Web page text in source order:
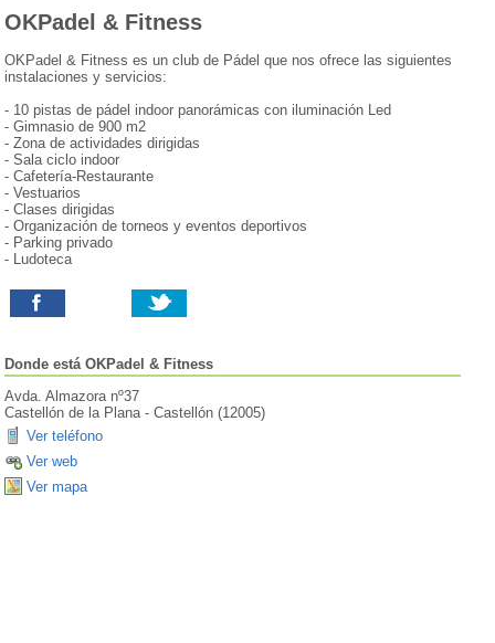
OKPadel & Fitness
OKPadel & Fitness es un club de Pádel que nos ofrece las siguientes
instalaciones y servicios:
- 10 pistas de pádel indoor panorámicas con iluminación Led
- Gimnasio de 900 m2
- Zona de actividades dirigidas
- Sala ciclo indoor
- Cafetería-Restaurante
- Vestuarios
- Clases dirigidas
- Organización de torneos y eventos deportivos
- Parking privado
- Ludoteca
Donde estáOKPadel & Fitness
Avda. Almazora nº37
Castellón de la Plana-Castellón (12005)
Ver teléfono
Ver web
Ver mapa